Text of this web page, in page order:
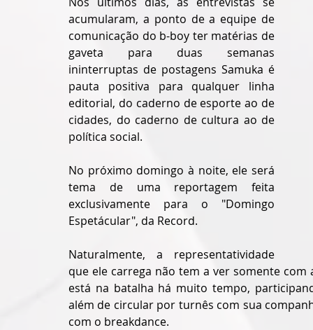
acumularam, a ponto de a equipe de
comunicação do b-boy ter matérias de
gaveta para duas semanas
ininterruptas de postagens Samuka é
pauta positiva para qualquer linha
editorial, do caderno de esporte ao de
cidades, do caderno de cultura ao de
política social.
No próximo domingo à noite, ele será
tema de uma reportagem feita
exclusivamente para o "Domingo
Espetácular", da Record.
Naturalmente, a representatividade
que ele carrega não tem a ver somente com
está na batalha há muito tempo,
além de circular por turnês com sua
com o breakdance.